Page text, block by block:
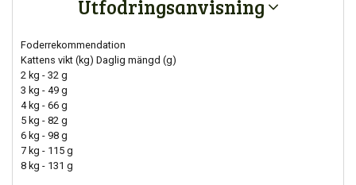
Utfodringsanvisning
Foderrekommendation
Kattens vikt (kg) Daglig mängd (g)
2 kg - 32 g
3 kg - 49 g
4 kg - 66 g
5 kg - 82 g
6 kg - 98 g
7 kg - 115 g
8 kg - 131 g